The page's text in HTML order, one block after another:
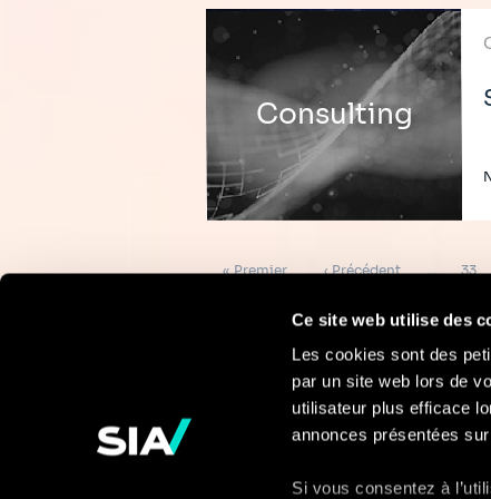
Ce site web utilise des
Les cookies sont des
par un site web lors de
utilisateur plus efficace
annonces présentées
Si vous consentez à
Consulting
Première
« Premier
Page
‹ Précédent … Page
33
Pour en savoir
plus